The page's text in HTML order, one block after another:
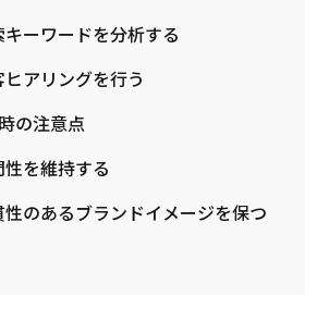
キーワードを分析する
アリングを行う
の注意点
性を維持する
性のあるブランドイメージを保つ